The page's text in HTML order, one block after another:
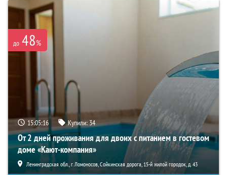
до 48%
15:05:15 Купили:34
От 2 дней проживания для двоих с питанием в гостевом
доме «Кают-компания»
Ленинградская обл., г. Ломоносов, Сойкинская дорога, 15-й жилой городок, д. 43